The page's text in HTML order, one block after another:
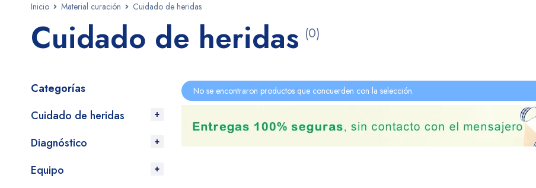
Inicio Material curación Cuidado de heridas
Cuidado de heridas (0)
Categorías
Cuidado de heridas
Diagnóstico
Equipo
No se encontraron productos que concuerden con la selección.